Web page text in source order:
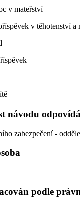
v mateřství
v těhotenství a
návodu
zabezpečení -
podle